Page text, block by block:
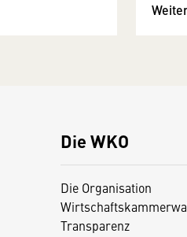
Die WKO
Die Organisation
Transparenz